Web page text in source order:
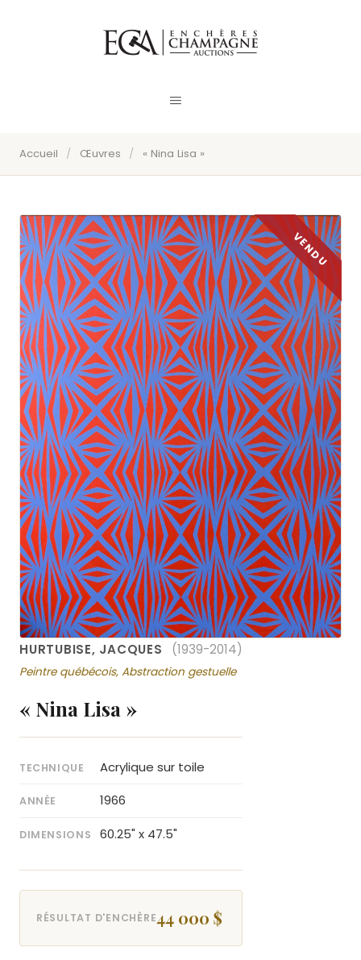
Accueil / Œuvres / « Nina Lisa »
HURTUBISE, JACQUES (1939-2014)
Peintre québécois, Abstraction gestuelle
« Nina Lisa »
TECHNIQUE Acrylique sur toile
ANNÉE 1966
DIMENSIONS 60.25" x 47.5"
RÉSULTAT D'ENCHÈRE44 000 $